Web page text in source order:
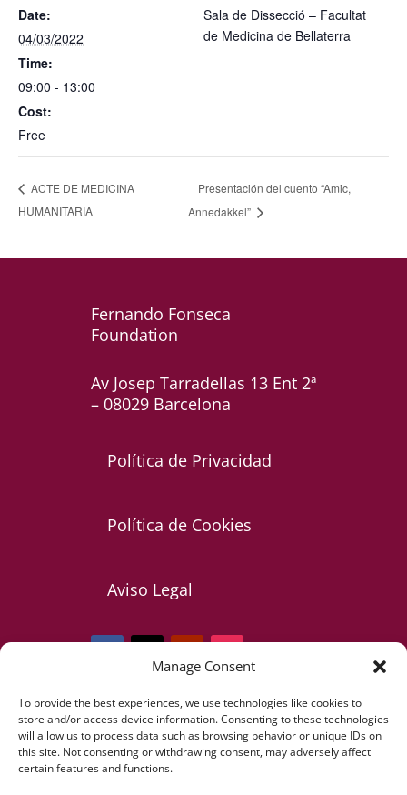
Manage Consent
To provide the best experiences, we use technologies like cookies to
store and/or access device information. Consenting to these technologies
will allow us to process data such as browsing behavior or unique IDs on
this site. Not consenting or withdrawing consent, may adversely affect
certain features and functions.
Date:
04/03/2022
Time:
09:00 - 13:00
Cost:
Free
Sala de Dissecció – Facultat
de Medicina de Bellaterra
ACTE DE MEDICINA
HUMANITÀRIA
Presentación del cuento “Amic,
Annedakkel”
Fernando Fonseca
Foundation
Av Josep Tarradellas 13 Ent 2ª
– 08029 Barcelona
Política de Privacidad
Política de Cookies
Aviso Legal
Telf: +34 607 085 473